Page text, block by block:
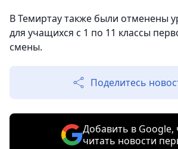
В Темиртау также были отменены
для учащихся с 1 по 11 классы
смены.
Поделитесь
Добавить в Google,
читать новости